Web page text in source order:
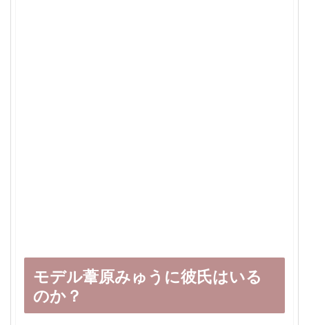
モデル葦原みゅうに彼氏はいる
のか？